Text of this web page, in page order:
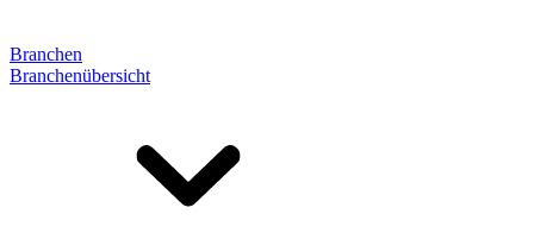
Branchen
Branchenübersicht